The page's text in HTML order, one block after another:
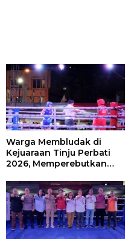
Warga Membludak di
Kejuaraan Tinju Perbati
2026, Memperebutkan